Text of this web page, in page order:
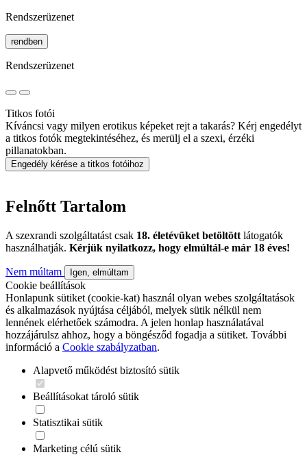
Rendszerüzenet
rendben
Rendszerüzenet
Titkos fotói
Kíváncsi vagy milyen erotikus képeket rejt a takarás? Kérj engedélyt
a titkos fotók megtekintéséhez, és merülj el a szexi, érzéki
pillanatokban.
Engedély kérése a titkos fotóihoz
Felnőtt Tartalom
A szexrandi szolgáltatást csak 18. életévüket betöltött látogatók
használhatják. Kérjük nyilatkozz, hogy elmúltál-e már 18 éves!
Nem múltam Igen, elmúltam
Cookie beállítások
Honlapunk sütiket (cookie-kat) használ olyan webes szolgáltatások
és alkalmazások nyújtása céljából, melyek sütik nélkül nem
lennének elérhetőek számodra. A jelen honlap használatával
hozzájárulsz ahhoz, hogy a böngésződ fogadja a sütiket. További
információ a Cookie szabályzatban.
Alapvető működést biztosító sütik
Beállításokat tároló sütik
Statisztikai sütik
Marketing célú sütik